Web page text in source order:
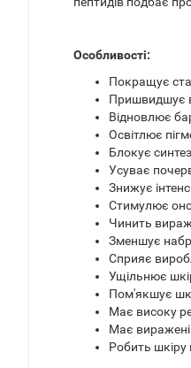
Особливості:
Покращує
Пришвидшує
Відновлює
Освітлює
Блокує
Усуває
Знижує
Стимулює
Чинить
Зменшує
Сприяє
Ущільнює
Пом'якшує
Має високу
Має
Робить